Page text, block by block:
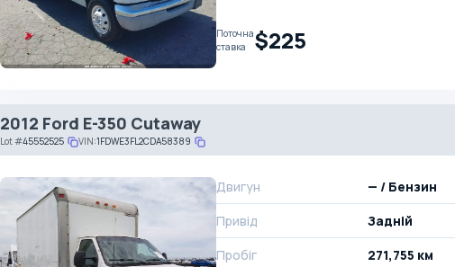
Поточна
ставка
$225
2012 Ford E-350 Cutaway
Lot#45552525 VIN:1FDWE3FL2CDA58389
Двигун
— / Бензин
Привід
Задній
Пробіг
271,755 км